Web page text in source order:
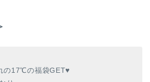
の17℃の福袋GET♥️